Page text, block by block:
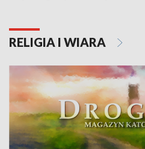
RELIGIA I WIARA